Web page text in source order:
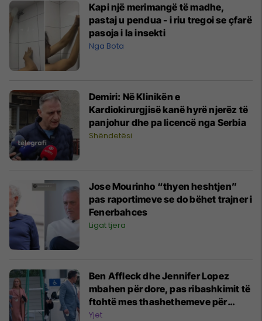
Kapi një merimangë të madhe,
pastaj u pendua - i riu tregoi se çfarë
pasoja i la insekti
Nga Bota
Demiri: Në Klinikën e
Kardiokirurgjisë kanë hyrë njerëz të
panjohur dhe pa licencë nga Serbia
Shëndetësi
Jose Mourinho “thyen heshtjen”
pas raportimeve se do bëhet trajner i
Fenerbahces
Ligat tjera
Ben Affleck dhe Jennifer Lopez
mbahen për dore, pas ribashkimit të
ftohtë mes thashethemeve për
divorc
Yjet